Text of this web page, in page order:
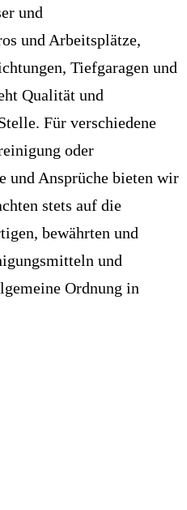
und
und Arbeitsplätze,
Tiefgaragen und
Qualität und
Für verschiedene
oder
und Ansprüche bieten wir
stets auf die
bewährten und
und
Ordnung in